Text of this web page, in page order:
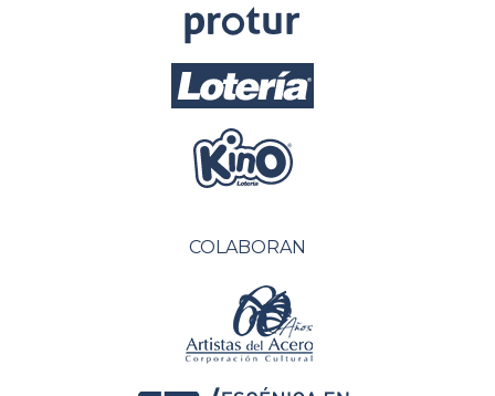
COLABORAN